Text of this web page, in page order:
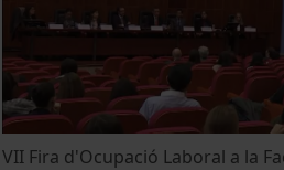
VII Fira d'Ocupació Laboral a la